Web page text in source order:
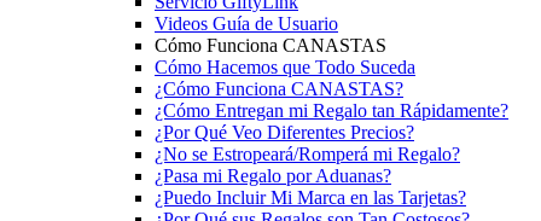
Videos Guía de Usuario
Cómo Funciona CANASTAS
Cómo Hacemos que Todo Suceda
¿Cómo Funciona CANASTAS?
¿Cómo Entregan mi Regalo tan Rápidamente?
¿Por Qué Veo Diferentes Precios?
¿No se Estropeará/Romperá mi Regalo?
¿Pasa mi Regalo por Aduanas?
¿Puedo Incluir Mi Marca en las Tarjetas?